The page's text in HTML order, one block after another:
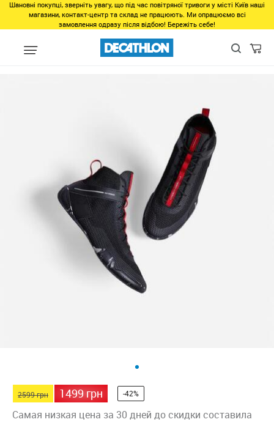
Шановні покупці, зверніть увагу, що під час повітряної тривоги у місті Київ наші
магазини, контакт-центр та склад не працюють. Ми опрацюємо всі
замовлення одразу після відбою! Бережіть себе!
Бренды Продукция Domyos Одежда Domyos Кроссовки
2599 грн 1499 грн -42%
Самая низкая цена за 30 дней до скидки составила